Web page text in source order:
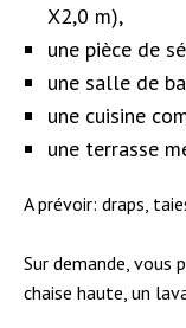
X2,0 m),
une pièce de
une salle de
une cuisine
une terrasse
A prévoir: draps,
Sur demande, vous
chaise haute, un